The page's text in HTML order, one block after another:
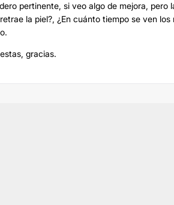
pertinente, si veo algo de mejora,
la piel?, ¿En cuánto tiempo se ven
gracias.